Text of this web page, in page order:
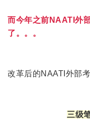
而今年之前NAATI外
了。。。
改革后的NAATI外部
三级